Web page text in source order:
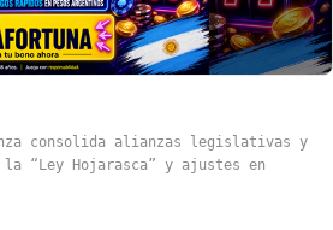
consolida alianzas legislativas y
“Ley Hojarasca” y ajustes en